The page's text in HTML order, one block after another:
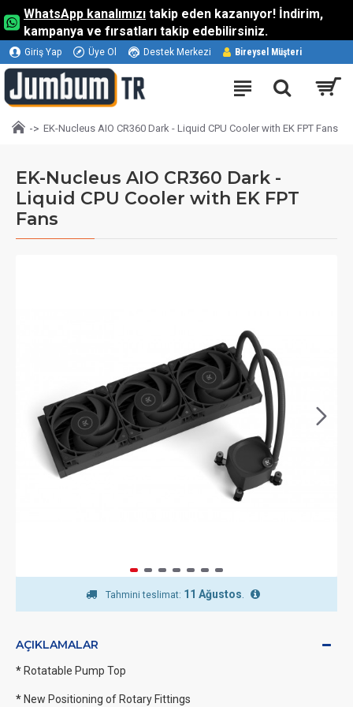
WhatsApp kanalımızı takip eden kazanıyor! İndirim,
kampanya ve fırsatları takip edebilirsiniz.
Giriş Yap Üye Ol Destek Merkezi Bireysel Müşteri
EK-Nucleus AIO CR360 Dark - Liquid CPU Cooler with EK FPT Fans
EK-Nucleus AIO CR360 Dark -
Liquid CPU Cooler with EK FPT
Fans
Tahmini teslimat: 11 Ağustos
AÇIKLAMALAR
* Rotatable Pump Top
* New Positioning of Rotary Fittings